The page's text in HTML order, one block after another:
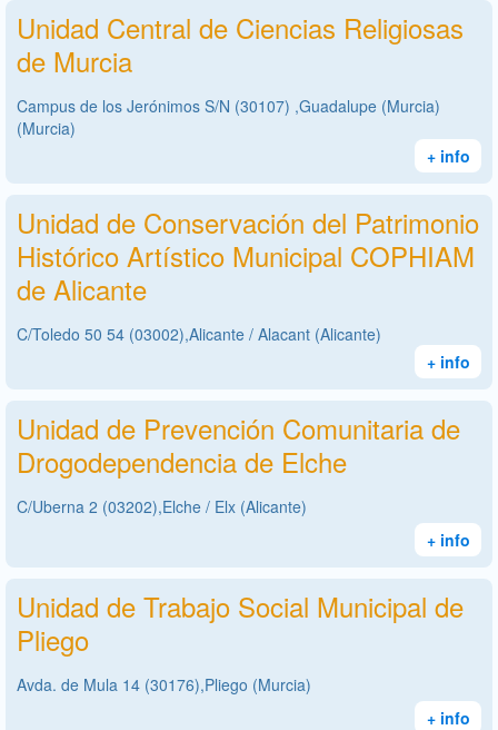
Unidad Central de Ciencias Religiosas
de Murcia
Campus de los Jerónimos S/N (30107) ,Guadalupe (Murcia)
(Murcia)
+ info
Unidad de Conservación del Patrimonio
Histórico Artístico Municipal COPHIAM
de Alicante
C/Toledo 50 54 (03002),Alicante / Alacant (Alicante)
+ info
Unidad de Prevención Comunitaria de
Drogodependencia de Elche
C/Uberna 2 (03202),Elche / Elx (Alicante)
+ info
Unidad de Trabajo Social Municipal de
Pliego
Avda. de Mula 14 (30176),Pliego (Murcia)
+ info